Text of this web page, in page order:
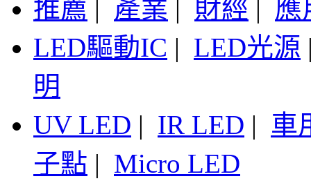
推薦 | 產業 | 財經 | 應
LED驅動IC | LED光源
明
UV LED | IR LED | 車
子點 | Micro LED